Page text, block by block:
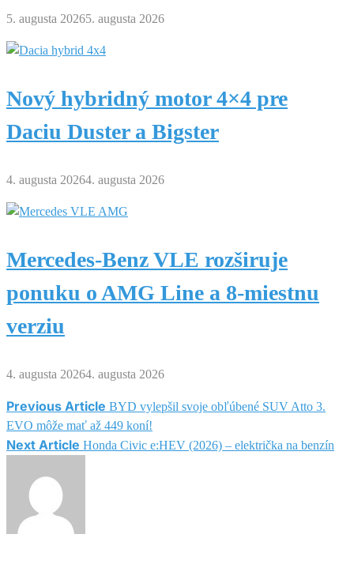
5. augusta 20265. augusta 2026
Nový hybridný motor 4×4 pre
Daciu Duster a Bigster
4. augusta 20264. augusta 2026
Mercedes-Benz VLE rozširuje
ponuku o AMG Line a 8-miestnu
verziu
4. augusta 20264. augusta 2026
Navigácia
v
článku
Previous Article BYD vylepšil svoje obľúbené SUV Atto 3.
EVO môže mať až 449 koní!
Next Article Honda Civic e:HEV (2026) – električka na benzín